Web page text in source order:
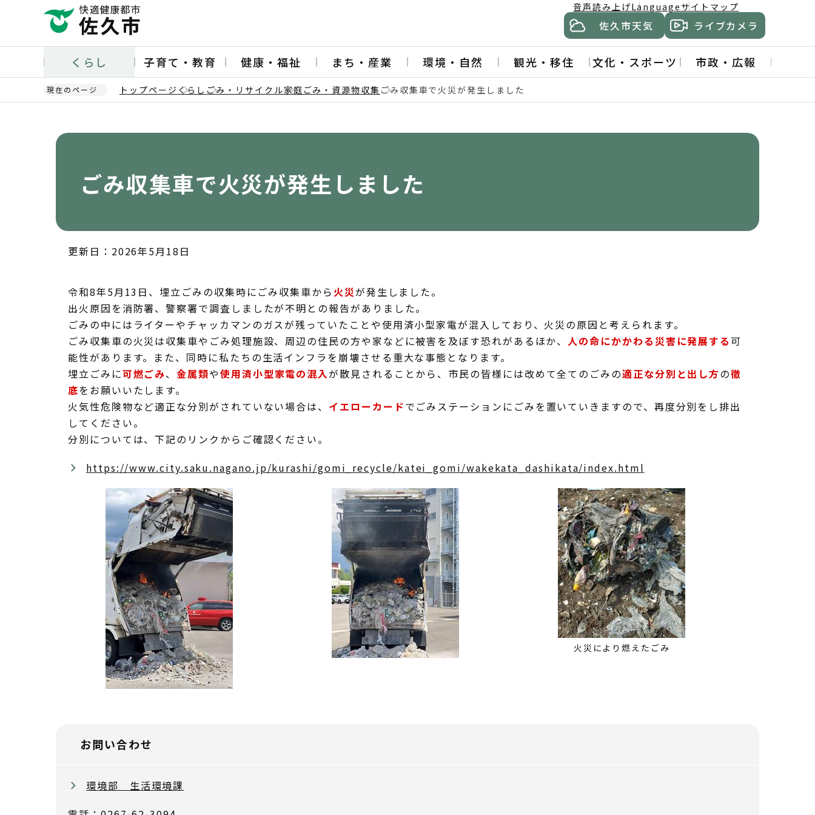
ー
の
音声読み上げLanguage サイトマップ
佐久市天気 ライブカメラ
くらし 子育て・教育 健康・福祉 まち・産業 環境・自然 観光・移住 文化・スポーツ 市政・広報
現在のページ トップページ くらし ごみ・リサイクル家庭ごみ・資源物収集 ごみ収集車で火災が発生しました
ごみ収集車で火災が発生しました
更新日：2026年5月18日
令和8年5月13日、埋立ごみの収集時にごみ収集車から 火災が発生しました。
出火原因を消防署、警察署で調査しましたが不明との報告がありました。
ごみの中にはライターやチャッカマンのガスが残っていたことや使用済小型家電が混入しており、火災の原因と考えられます。
ごみ収集車の火災は収集車やごみ処理施設、周辺の住民の方や家などに被害を及ぼす恐れがあるほか、人の命にかかわる災害に発展する 可
能性があります。また、同時に私たちの生活インフラを崩壊させる重大な事態となります。
埋立ごみに可燃ごみ、金属類や使用済小型家電の混入が散見されることから、市民の皆様には改めて全てのごみの適正な分別と出し方の徹
底をお願いいたします。
火気性危険物など適正な分別がされていない場合は、 イエローカードでごみステーションにごみを置いていきますので、再度分別をし排出
してください。
分別については、下記のリンクからご確認ください。
https://www.city.saku.nagano.jp/kurashi/gomi_recycle/katei_gomi/wakekata_dashikata/index.html
火災により燃えたごみ
お問い合わせ
環境部 生活環境課